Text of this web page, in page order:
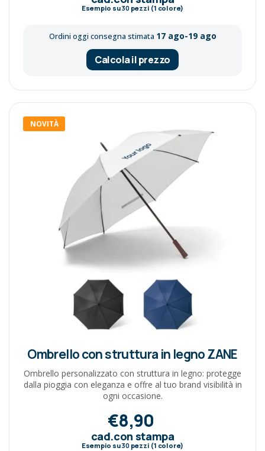
Esempio su30pezzi (1 colore)
Ordini oggi consegna stimata 17 ago-19 ago
Calcola il prezzo
NOVITÀ
Ombrello con struttura in legno ZANE
Ombrello personalizzato con struttura in legno: protegge
dalla pioggia con eleganza e offre al tuo brand visibilità in
ogni occasione.
€8,90
cad.con stampa
Esempio su30pezzi (1 colore)